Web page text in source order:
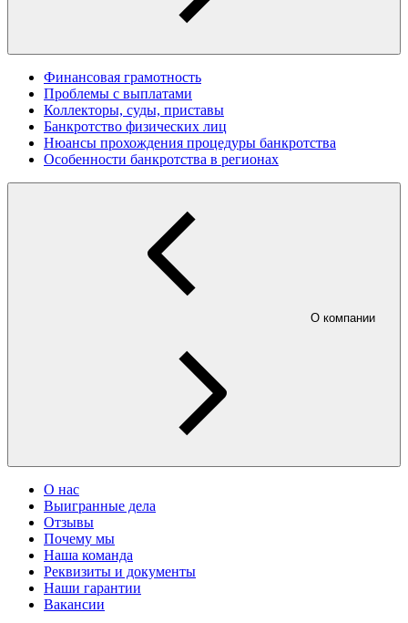
Финансовая грамотность
Проблемы с выплатами
Коллекторы, суды, приставы
Банкротство физических лиц
Нюансы прохождения процедуры банкротства
Особенности банкротства в регионах
О компании
О нас
Выигранные дела
Отзывы
Почему мы
Наша команда
Реквизиты и документы
Наши гарантии
Вакансии